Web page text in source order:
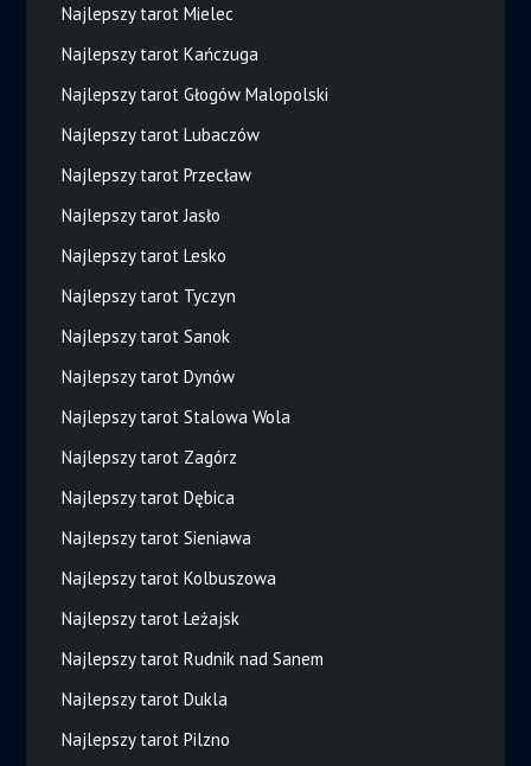
Najlepszy tarot Mielec
Najlepszy tarot Kańczuga
Najlepszy tarot Głogów Malopolski
Najlepszy tarot Lubaczów
Najlepszy tarot Przecław
Najlepszy tarot Jasło
Najlepszy tarot Lesko
Najlepszy tarot Tyczyn
Najlepszy tarot Sanok
Najlepszy tarot Dynów
Najlepszy tarot Stalowa Wola
Najlepszy tarot Zagórz
Najlepszy tarot Dębica
Najlepszy tarot Sieniawa
Najlepszy tarot Kolbuszowa
Najlepszy tarot Leżajsk
Najlepszy tarot Rudnik nad Sanem
Najlepszy tarot Dukla
Najlepszy tarot Pilzno